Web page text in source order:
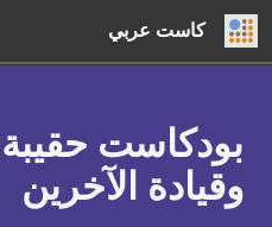
كاست عربي
بودكاست حقيبة
وقيادة الآخرين